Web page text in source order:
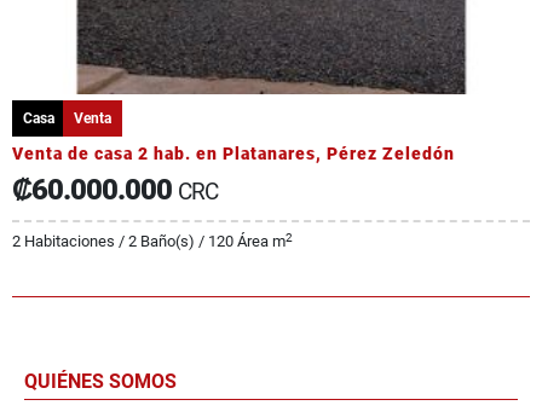
Casa Venta
Venta de casa 2 hab. en Platanares, Pérez Zeledón
₡60.000.000 CRC
2 Habitaciones / 2 Baño(s) / 120 Área m2
QUIÉNES SOMOS